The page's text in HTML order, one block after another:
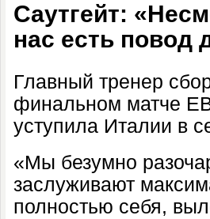
Саутгейт:
нас есть повод
Главный тренер
финальном матче
уступила Италии в
«Мы безумно
заслуживают
полностью себя,